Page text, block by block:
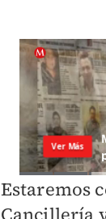
Estaremos